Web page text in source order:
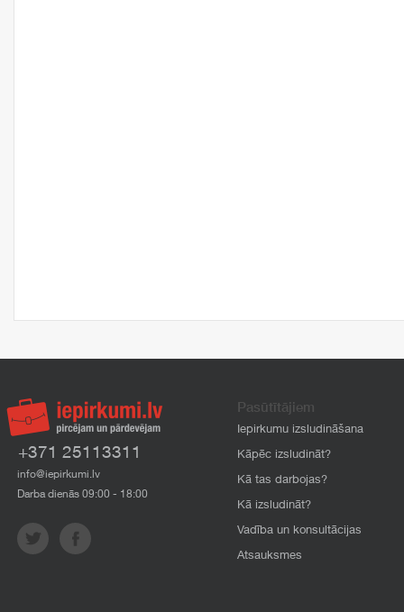
+371 25113311
info@iepirkumi.lv
Darba dienās 09:00 - 18:00
Pasūtītājiem
Iepirkumu izsludināšana
Kāpēc izsludināt?
Kā tas darbojas?
Kā izsludināt?
Vadība un konsultācijas
Atsauksmes